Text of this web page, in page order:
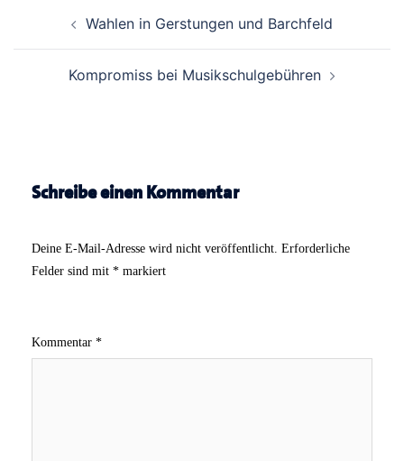
NavigationWahlen in Gerstungen und Barchfeld
Kompromiss bei Musikschulgebühren
Schreibe einen Kommentar
Deine E-Mail-Adresse wird nicht veröffentlicht. Erforderliche
Felder sind mit * markiert
Kommentar *